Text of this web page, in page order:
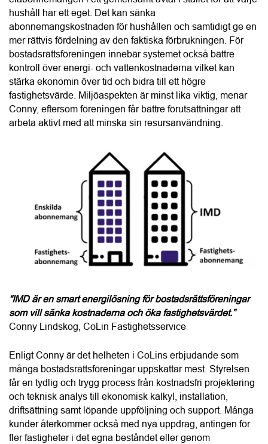
stärka ekonomin över tid och bidra till ett högre
fastighetsvärde. Miljöaspekten är minst lika viktig, menar
Conny, eftersom föreningen får bättre förutsättningar att
arbeta aktivt med att minska sin resursanvändning.
“IMD är en smart energilösning för bostadsrättsföreningar
som vill sänka kostnaderna och öka fastighetsvärdet.”
Conny Lindskog, CoLin Fastighetsservice
många bostadsrättsföreningar uppskattar mest. Styrelsen
får en tydlig och trygg process från kostnadsfri projektering
och teknisk analys till ekonomisk kalkyl, installation,
kunder återkommer också med nya uppdrag, antingen för
fler fastigheter i det egna beståndet eller genom
samarbeten med andra bostadsrättsföreningar.
Här kan du läsa mer om CoLin Fastighetsservice
Här hittar du fler leverantörer av
IMD i ditt län.